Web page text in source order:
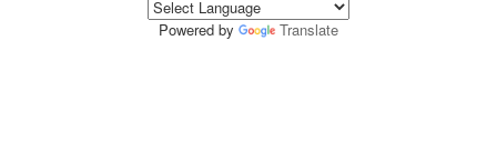
Powered by Translate